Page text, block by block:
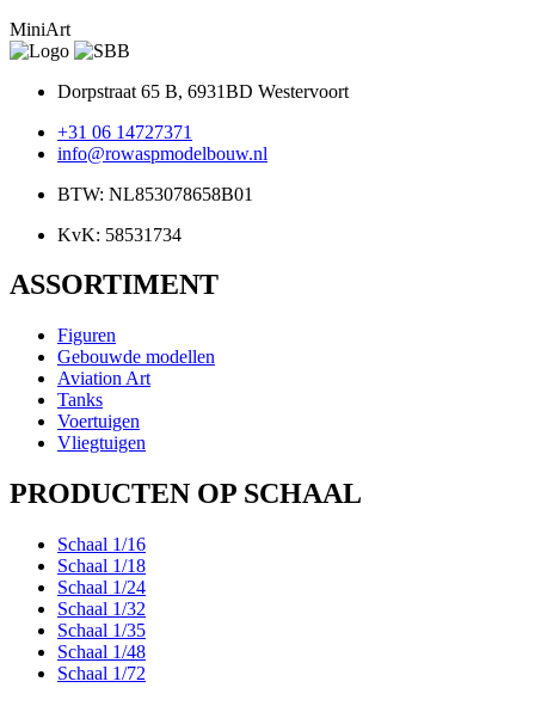
MiniArt
Dorpstraat 65 B, 6931BD Westervoort
+31 06 14727371
info@rowaspmodelbouw.nl
BTW: NL853078658B01
KvK: 58531734
ASSORTIMENT
Figuren
Gebouwde modellen
Aviation Art
Tanks
Voertuigen
Vliegtuigen
PRODUCTEN OP SCHAAL
Schaal 1/16
Schaal 1/18
Schaal 1/24
Schaal 1/32
Schaal 1/35
Schaal 1/48
Schaal 1/72